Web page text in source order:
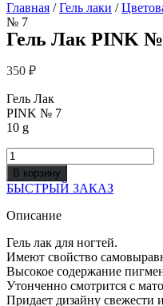
Главная /Гель лаки /
№ 7
Гель Лак PINK
350 ₽
Гель Лак
PINK № 7
10 g
Количество
товара
Гель
Лак
PINK
7
В корзину
БЫСТРЫЙ ЗАКАЗ
Описание
Гель лак для ногтей.
Имеют свойство
Высокое содержание
Утонченно смотрится с
Придает дизайну свежести